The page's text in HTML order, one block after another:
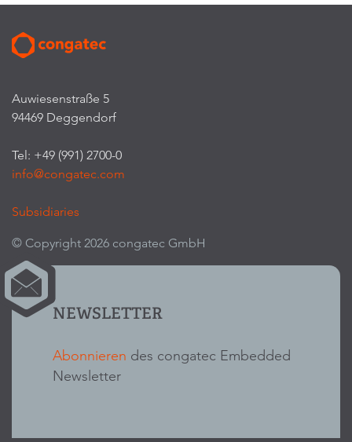
Auwiesenstraße 5
94469 Deggendorf
Tel: +49 (991) 2700-0
info@congatec.com
Subsidiaries
© Copyright 2026 congatec GmbH
NEWSLETTER
Abonnieren des congatec Embedded
Newsletter